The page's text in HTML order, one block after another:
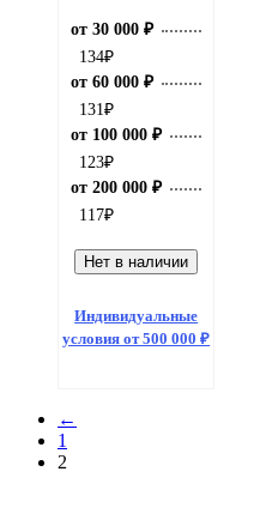
от 30 000 ₽
134₽
от 60 000 ₽
131₽
от 100 000 ₽
123₽
от 200 000 ₽
117₽
Нет в наличии
Индивидуальные
условия от 500 000 ₽
←
1
2